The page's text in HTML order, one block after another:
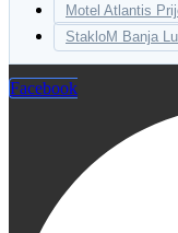
Motel Atlantis
StakloM Banja
Facebook